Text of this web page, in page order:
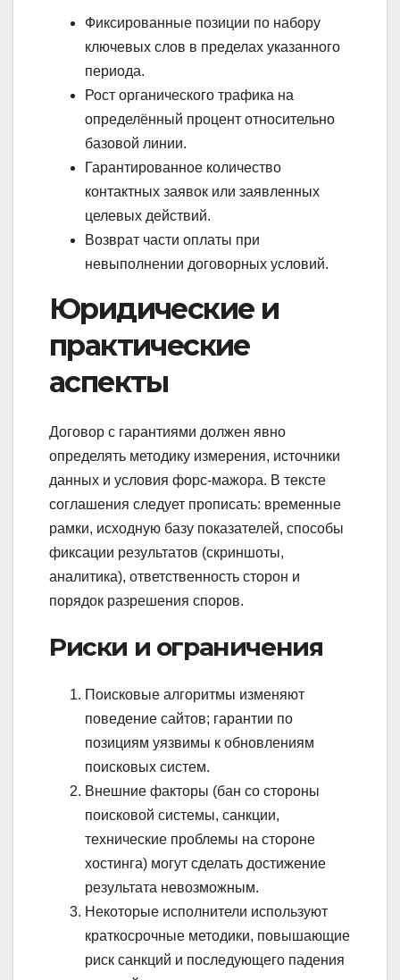
Фиксированные позиции по набору
ключевых слов в пределах указанного
периода.
Рост органического трафика на
определённый процент относительно
базовой линии.
Гарантированное количество
контактных заявок или заявленных
целевых действий.
Возврат части оплаты при
невыполнении договорных условий.
Юридические и
практические
аспекты
Договор с гарантиями должен явно
определять методику измерения, источники
данных и условия форс-мажора. В тексте
соглашения следует прописать: временные
рамки, исходную базу показателей, способы
фиксации результатов (скриншоты,
аналитика), ответственность сторон и
порядок разрешения споров.
Риски и ограничения
Поисковые алгоритмы изменяют
поведение сайтов; гарантии по
позициям уязвимы к обновлениям
поисковых систем.
Внешние факторы (бан со стороны
поисковой системы, санкции,
технические проблемы на стороне
хостинга) могут сделать достижение
результата невозможным.
Некоторые исполнители используют
краткосрочные методики, повышающие
риск санкций и последующего падения